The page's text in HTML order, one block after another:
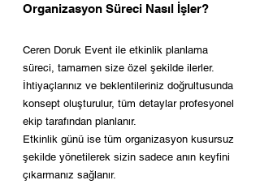
Organizasyon Süreci Nasıl İşler?
Ceren Doruk Event ile etkinlik planlama
süreci, tamamen size özel şekilde ilerler.
İhtiyaçlarınız ve beklentileriniz doğrultusunda
konsept oluşturulur, tüm detaylar profesyonel
ekip tarafından planlanır.
Etkinlik günü ise tüm organizasyon kusursuz
şekilde yönetilerek sizin sadece anın keyfini
çıkarmanız sağlanır.